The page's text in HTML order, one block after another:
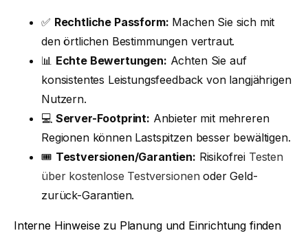
✅ Rechtliche Passform: Machen Sie sich mit
den örtlichen Bestimmungen vertraut.
📊 Echte Bewertungen: Achten Sie auf
konsistentes Leistungsfeedback von langjährigen
Nutzern.
💻 Server-Footprint: Anbieter mit mehreren
Regionen können Lastspitzen besser bewältigen.
🎟 Testversionen/Garantien: Risikofrei Testen
über kostenlose Testversionen oder Geld-
zurück-Garantien.
Interne Hinweise zu Planung und Einrichtung finden